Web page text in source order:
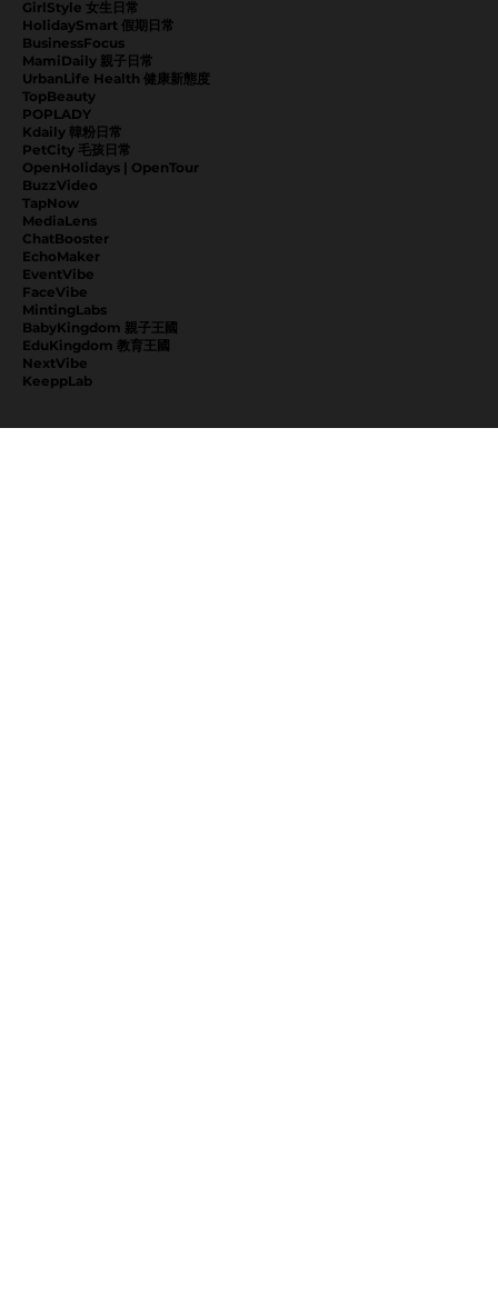
TapNow
MediaLens
ChatBooster
EchoMaker
EventVibe
FaceVibe
MintingLabs
BabyKingdom 親子王國
EduKingdom 教育王國
NextVibe
KeeppLab
GirlStyle 女生日常
HolidaySmart 假期日常
BusinessFocus
MamiDaily 親子日常
UrbanLife Health 健康新態度
TopBeauty
POPLADY
Kdaily 韓粉日常
PetCity 毛孩日常
OpenHolidays | OpenTour
BuzzVideo